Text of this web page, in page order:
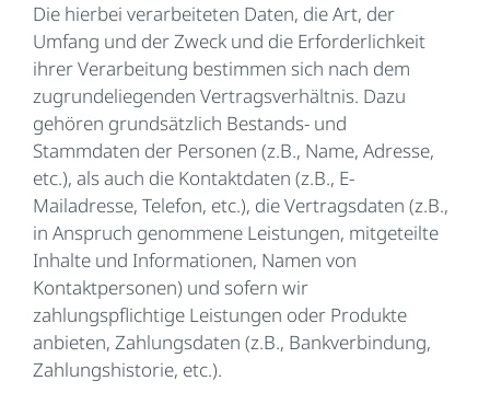
Die hierbei verarbeiteten Daten, die Art, der
Umfang und der Zweck und die Erforderlichkeit
ihrer Verarbeitung bestimmen sich nach dem
zugrundeliegenden Vertragsverhältnis. Dazu
gehören grundsätzlich Bestands- und
Stammdaten der Personen (z.B., Name, Adresse,
etc.), als auch die Kontaktdaten (z.B., E-
Mailadresse, Telefon, etc.), die Vertragsdaten (z.B.,
in Anspruch genommene Leistungen, mitgeteilte
Inhalte und Informationen, Namen von
Kontaktpersonen) und sofern wir
zahlungspflichtige Leistungen oder Produkte
anbieten, Zahlungsdaten (z.B., Bankverbindung,
Zahlungshistorie, etc.).